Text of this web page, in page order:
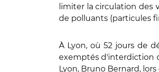
limiter la circulation des
de polluants (particules
À Lyon, où 52 jours de
exemptés d'interdiction
Lyon, Bruno Bernard,